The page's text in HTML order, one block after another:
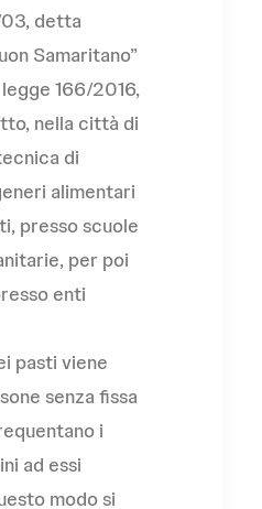
03, detta
Samaritano”
166/2016,
nella città di
di
alimentari
presso scuole
per poi
enti
pasti viene
senza fissa
i
ad essi
modo si